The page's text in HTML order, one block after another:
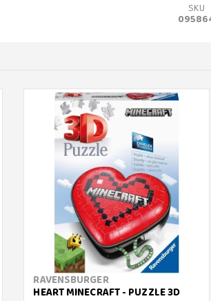
SKU
RAVENSBURGER
HEART MINECRAFT - PUZZLE 3D